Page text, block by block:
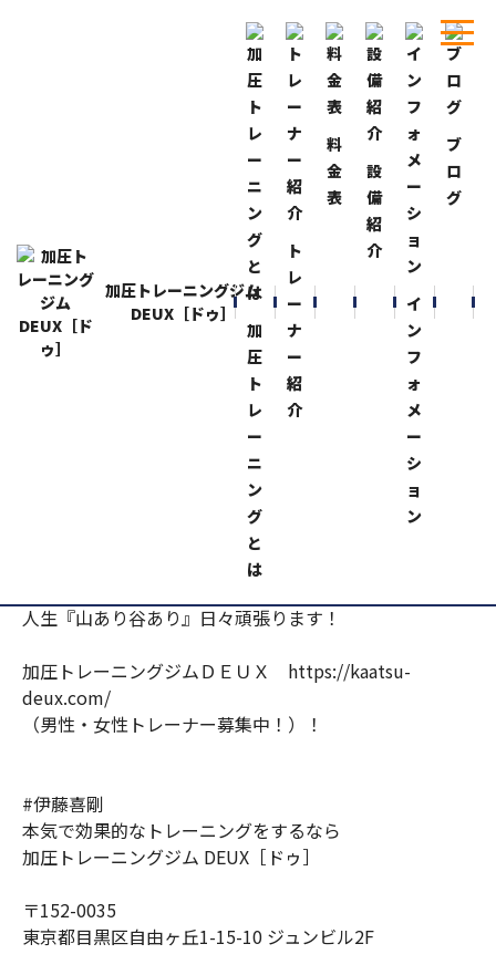
加圧トレーニングジム
DEUX［ドゥ］
加
圧
ト
レ
ー
ニ
ン
グ
と
は
ト
レ
ー
ナ
ー
紹
介
料
金
表
設
備
紹
介
イ
ン
フ
ォ
メ
ー
シ
ョ
ン
ブ
ロ
グ
取材！
2023-10-4
先日“オールジャパンマスターズフィットネスチャンピオ
ンシップス”
メンズフィジーク（＋50）172ｃｍ超級優勝して“日本
になった取材を受けました！地元の新聞です！
陸上競技男子１００Ｍで“日本一”になり
メンズフィジーク（＋50）172ｃｍ超級で“日本一”
になり『二刀流』になったことが評価されたようです！
評価してくれる方がいるので、大変うれしく思います！
人生『山あり谷あり』日々頑張ります！
加圧トレーニングジムＤＥＵＸ https://kaatsu-
deux.com/
（男性・女性トレーナー募集中！）！
#伊藤喜剛
本気で効果的なトレーニングをするなら
加圧トレーニングジム DEUX［ドゥ］
〒152-0035
東京都目黒区自由ヶ丘1-15-10 ジュンビル2F